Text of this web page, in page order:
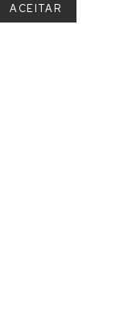
ACEITAR